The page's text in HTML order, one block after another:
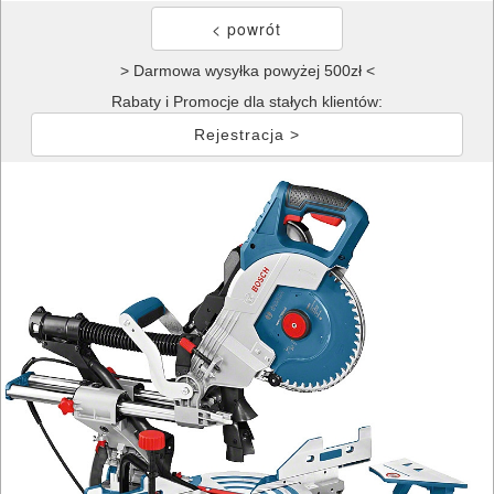
> Darmowa wysyłka powyżej 500zł <
Rabaty i Promocje dla stałych klientów:
Rejestracja >